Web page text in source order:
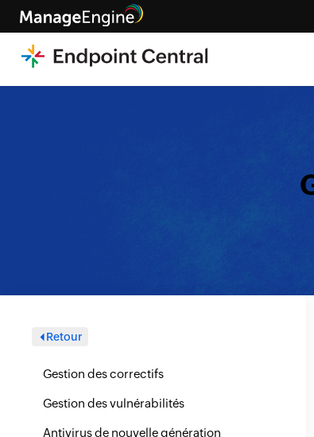
Gestion des correctifs
Gestion des vulnérabilités
Antivirus de nouvelle génération
Retour